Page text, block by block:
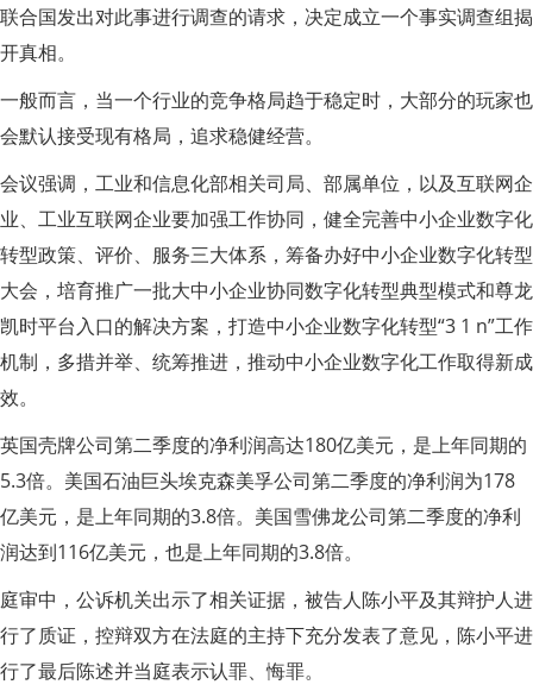
联合国发出对此事进行调查的请求，决定成立一个事实调查组揭
开真相。
一般而言，当一个行业的竞争格局趋于稳定时，大部分的玩家也
会默认接受现有格局，追求稳健经营。
会议强调，工业和信息化部相关司局、部属单位，以及互联网企
业、工业互联网企业要加强工作协同，健全完善中小企业数字化
转型政策、评价、服务三大体系，筹备办好中小企业数字化转型
大会，培育推广一批大中小企业协同数字化转型典型模式和尊龙
凯时平台入口的解决方案，打造中小企业数字化转型“3 1 n”工作
机制，多措并举、统筹推进，推动中小企业数字化工作取得新成
效。
英国壳牌公司第二季度的净利润高达180亿美元，是上年同期的
5.3倍。美国石油巨头埃克森美孚公司第二季度的净利润为178
亿美元，是上年同期的3.8倍。美国雪佛龙公司第二季度的净利
润达到116亿美元，也是上年同期的3.8倍。
庭审中，公诉机关出示了相关证据，被告人陈小平及其辩护人进
行了质证，控辩双方在法庭的主持下充分发表了意见，陈小平进
行了最后陈述并当庭表示认罪、悔罪。